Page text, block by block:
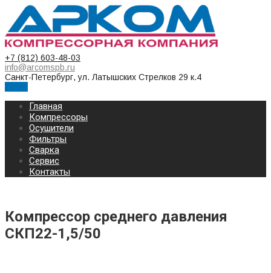
+7 (812) 603-48-03
info@arcomspb.ru
Санкт-Петербург, ул. Латышских Стрелков 29 к.4
Главная
Компрессоры
Осушители
Фильтры
Сварка
Сервис
Контакты
Компрессор среднего давления
СКП22-1,5/50